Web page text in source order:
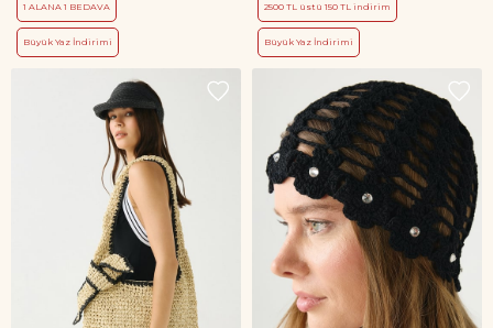
1 ALANA 1 BEDAVA
Büyük Yaz İndirimi
2500 TL üstü 150 TL indirim
Büyük Yaz İndirimi